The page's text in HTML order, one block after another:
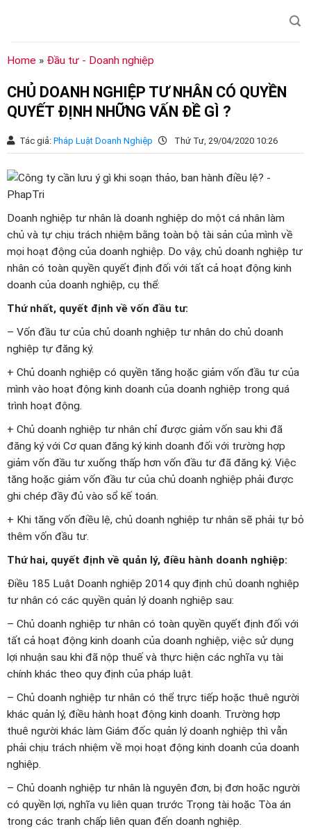
dung
Home » Đầu tư - Doanh nghiệp
CHỦ DOANH NGHIỆP TƯ NHÂN CÓ QUYỀN
QUYẾT ĐỊNH NHỮNG VẤN ĐỀ GÌ ?
Tác giả: Pháp Luật Doanh Nghiệp Thứ Tư, 29/04/2020 10:26
Doanh nghiệp tư nhân là doanh nghiệp do một cá nhân làm
chủ và tự chịu trách nhiệm bằng toàn bộ tài sản của mình về
mọi hoạt động của doanh nghiệp. Do vậy, chủ doanh nghiệp tư
nhân có toàn quyền quyết định đối với tất cả hoạt động kinh
doanh của doanh nghiệp, cụ thể:
Thứ nhất, quyết định về vốn đầu tư:
– Vốn đầu tư của chủ doanh nghiệp tư nhân do chủ doanh
nghiệp tự đăng ký.
+ Chủ doanh nghiệp có quyền tăng hoặc giảm vốn đầu tư của
mình vào hoạt động kinh doanh của doanh nghiệp trong quá
trình hoạt động.
+ Chủ doanh nghiệp tư nhân chỉ được giảm vốn sau khi đã
đăng ký với Cơ quan đăng ký kinh doanh đối với trường hợp
giảm vốn đầu tư xuống thấp hơn vốn đầu tư đã đăng ký. Việc
tăng hoặc giảm vốn đầu tư của chủ doanh nghiệp phải được
ghi chép đầy đủ vào sổ kế toán.
+ Khi tăng vốn điều lệ, chủ doanh nghiệp tư nhân sẽ phải tự bỏ
thêm vốn đầu tư.
Thứ hai, quyết định về quản lý, điều hành doanh nghiệp:
Điều 185 Luật Doanh nghiệp 2014 quy định chủ doanh nghiệp
tư nhân có các quyền quản lý doanh nghiệp sau:
– Chủ doanh nghiệp tư nhân có toàn quyền quyết định đối với
tất cả hoạt động kinh doanh của doanh nghiệp, việc sử dụng
lợi nhuận sau khi đã nộp thuế và thực hiện các nghĩa vụ tài
chính khác theo quy định của pháp luật.
– Chủ doanh nghiệp tư nhân có thể trực tiếp hoặc thuê người
khác quản lý, điều hành hoạt động kinh doanh. Trường hợp
thuê người khác làm Giám đốc quản lý doanh nghiệp thì vẫn
phải chịu trách nhiệm về mọi hoạt động kinh doanh của doanh
nghiệp.
– Chủ doanh nghiệp tư nhân là nguyên đơn, bị đơn hoặc người
có quyền lợi, nghĩa vụ liên quan trước Trọng tài hoặc Tòa án
trong các tranh chấp liên quan đến doanh nghiệp.